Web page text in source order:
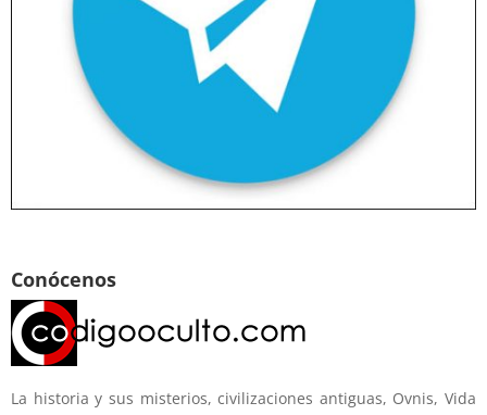
Conócenos
La historia y sus misterios, civilizaciones antiguas, Ovnis, Vida